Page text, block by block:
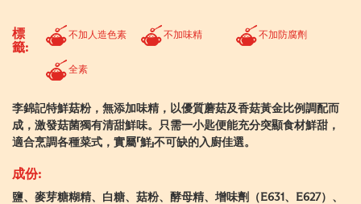
標
籤:
不加人造色素 不加味精 不加防腐劑
全素
李錦記特鮮菇粉，無添加味精，以優質蘑菇及香菇黃金比例調配而
成，激發菇菌獨有清甜鮮味。只需一小匙便能充分突顯食材鮮甜，
適合烹調各種菜式，實屬「鮮」不可缺的入廚佳選。
成份:
鹽、麥芽糖糊精、白糖、菇粉、酵母精、增味劑（E631、E627）、